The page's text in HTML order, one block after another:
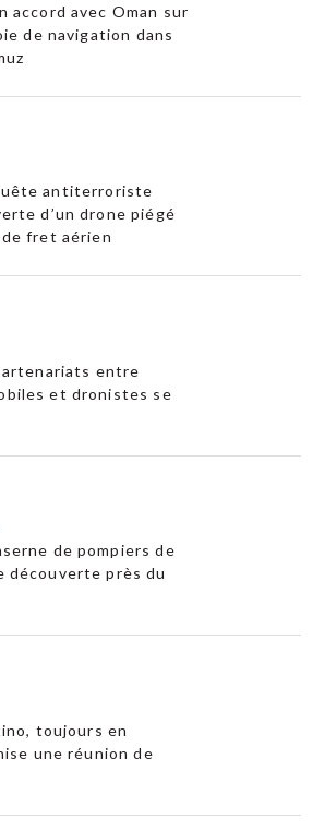
accord avec Oman sur
de navigation dans
antiterroriste
d’un drone piégé
fret aérien
entre
et dronistes se
de pompiers de
découverte près du
toujours en
une réunion de